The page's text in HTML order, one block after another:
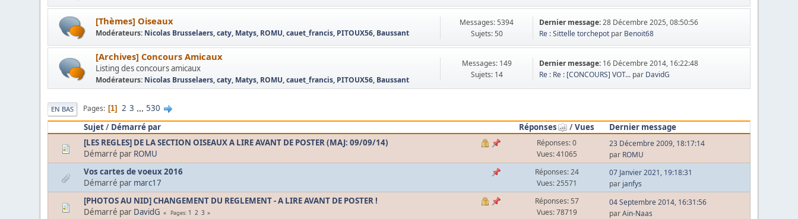
[Thèmes] Oiseaux
Modérateurs: Nicolas Brusselaers,caty, Matys, ROMU,cauet_francis, PITOUX56, Baussant
Messages: 5394
Sujets: 50
Dernier message:28 Décembre 2025, 08:50:56
Re : Sittelle torchepot par Benoit68
[Archives] Concours Amicaux
Listing des concours amicaux
Modérateurs: Nicolas Brusselaers,caty, Matys, ROMU,cauet_francis, PITOUX56, Baussant
Messages: 149
Sujets: 14
Dernier message: 16 Décembre 2014, 16:22:48
Re : Re : [CONCOURS] VOT... par DavidG
EN BAS Pages 1 2 3 ... 530
Sujet/ Démarré par Réponses /Vues
Dernier message
[LES REGLES] DE LA SECTION OISEAUX A LIRE AVANT DE POSTER (MAJ: 09/09/14)
Démarré par ROMU
Réponses: 0
Vues: 41065
23 Décembre 2009, 18:17:14
par ROMU
Vos cartes de voeux 2016
Démarré par marc17
Réponses: 24
Vues: 25571
07 Janvier 2021, 19:18:31
par janfys
[PHOTOS AU NID] CHANGEMENT DU REGLEMENT - A LIRE AVANT DE POSTER !
Démarré par DavidG Pages 1 2 3
Réponses: 57
Vues: 78719
04 Septembre 2014, 16:31:56
parAin-Naas